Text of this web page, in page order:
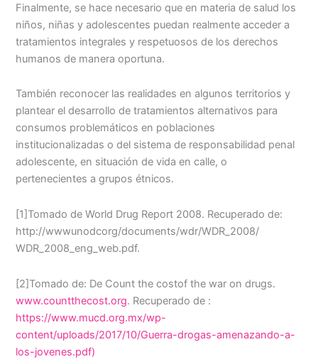
Finalmente, se hace necesario que en materia de salud los
niños, niñas y adolescentes puedan realmente acceder a
tratamientos integrales y respetuosos de los derechos
humanos de manera oportuna.
También reconocer las realidades en algunos territorios y
plantear el desarrollo de tratamientos alternativos para
consumos problemáticos en poblaciones
institucionalizadas o del sistema de responsabilidad penal
adolescente, en situación de vida en calle, o
pertenecientes a grupos étnicos.
[1]Tomado de World Drug Report 2008. Recuperado de:
http://wwwunodcorg/documents/wdr/WDR_2008/
WDR_2008_eng_web.pdf.
[2]Tomado de: De Count the costof the war on drugs.
www.countthecost.org. Recuperado de :
https://www.mucd.org.mx/wp-
content/uploads/2017/10/Guerra-drogas-amenazando-a-
los-jovenes.pdf)